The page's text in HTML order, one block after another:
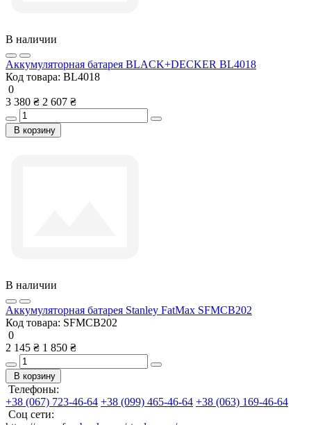
В наличии
Аккумуляторная батарея BLACK+DECKER BL4018
Код товара: BL4018
0
3 380 ₴ 2 607 ₴
В корзину
В наличии
Аккумуляторная батарея Stanley FatMax SFMCB202
Код товара: SFMCB202
0
2 145 ₴ 1 850 ₴
В корзину
Телефоны:
+38 (067) 723-46-64 +38 (099) 465-46-64 +38 (063) 169-46-64
Соц сети: